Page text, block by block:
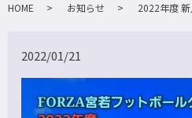
HOME お知らせ 2022年度
2022/01/21